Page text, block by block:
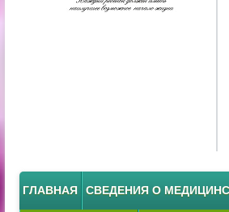
ГЛАВНАЯ СВЕДЕНИЯ О